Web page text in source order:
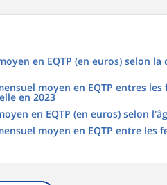
en EQTP (en euros) selon la
moyen en EQTP entres
en 2023
en EQTP (en euros) selon
moyen en EQTP entre les